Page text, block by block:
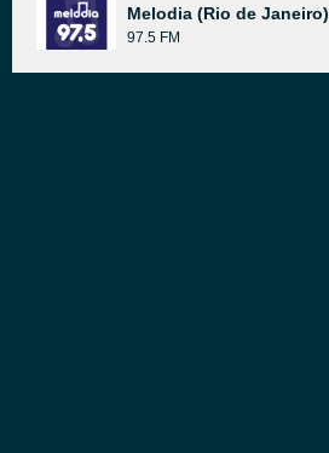
Melodia (Rio de Janeiro)
97.5 FM